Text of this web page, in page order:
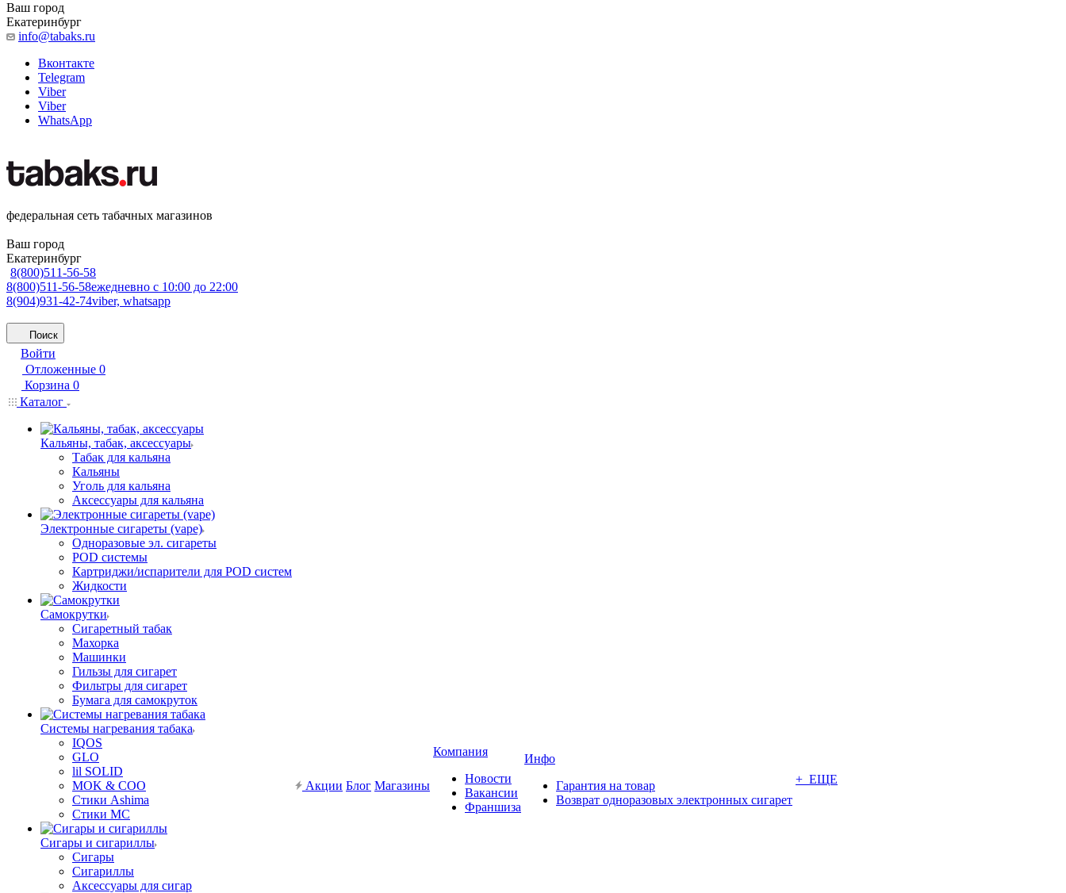
Ваш город
Екатеринбург
info@tabaks.ru
Вконтакте
Telegram
Viber
Viber
WhatsApp
федеральная сеть табачных магазинов
Ваш город
Екатеринбург
8(800)511-56-58
8(800)511-56-58ежедневно с 10:00 до 22:00
8(904)931-42-74viber, whatsapp
Поиск
Войти
Отложенные 0
Корзина 0
Каталог
Кальяны, табак, аксессуары
Табак для кальяна
Кальяны
Уголь для кальяна
Аксессуары для кальяна
Электронные сигареты (vape)
Одноразовые эл. сигареты
POD системы
Картриджи/испарители для POD систем
Жидкости
Самокрутки
Сигаретный табак
Махорка
Машинки
Гильзы для сигарет
Фильтры для сигарет
Бумага для самокруток
Системы нагревания табака
IQOS
GLO
lil SOLID
MOK & COO
Стики Ashima
Стики MC
Сигары и сигариллы
Сигары
Сигариллы
Аксессуары для сигар
Акции Блог Магазины
Компания
Новости
Вакансии
Франшиза
Инфо
Гарантия на товар
Возврат одноразовых электронных сигарет
+ ЕЩЕ